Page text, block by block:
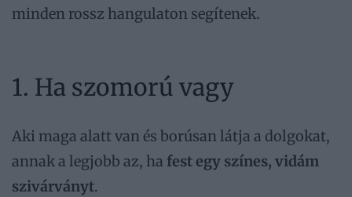
minden rossz hangulaton segítenek.
1. Ha szomorú vagy
Aki maga alatt van és borúsan látja a dolgokat,
annak a legjobb az, ha fest egy színes, vidám
szivárványt.